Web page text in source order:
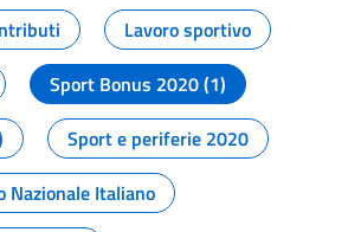
Lavoro sportivo
Sport Bonus 2020 (1)
Sport e periferie 2020
Nazionale Italiano